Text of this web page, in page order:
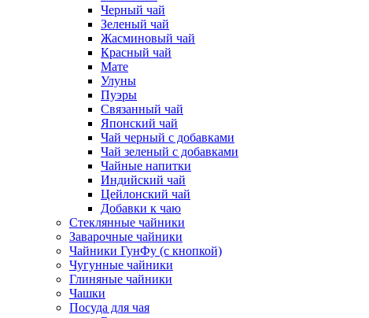
Черный чай
Зеленый чай
Жасминовый чай
Красный чай
Мате
Улуны
Пуэры
Связанный чай
Японский чай
Чай черный с добавками
Чай зеленый с добавками
Чайные напитки
Индийский чай
Цейлонский чай
Добавки к чаю
Стеклянные чайники
Заварочные чайники
Чайники ГунФу (с кнопкой)
Чугунные чайники
Глиняные чайники
Чашки
Посуда для чая